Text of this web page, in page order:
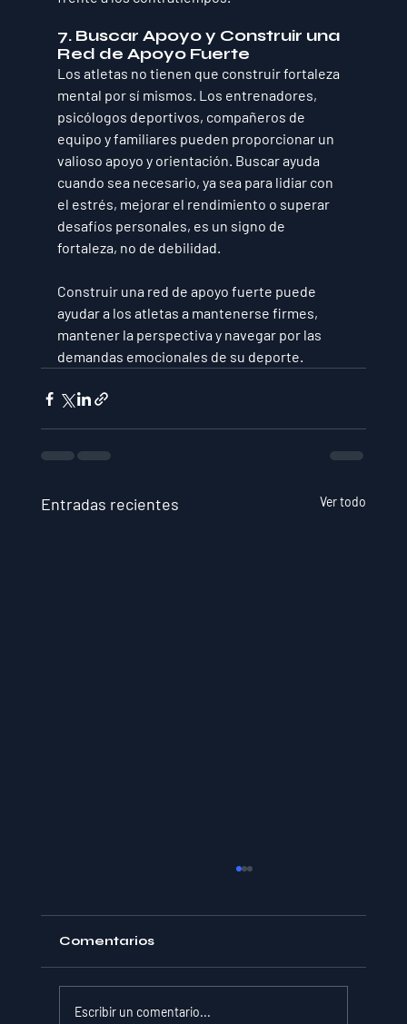
7. Buscar Apoyo y Construir una
Red de Apoyo Fuerte
Los atletas no tienen que construir fortaleza
mental por sí mismos. Los entrenadores,
psicólogos deportivos, compañeros de
equipo y familiares pueden proporcionar un
valioso apoyo y orientación. Buscar ayuda
cuando sea necesario, ya sea para lidiar con
el estrés, mejorar el rendimiento o superar
desafíos personales, es un signo de
fortaleza, no de debilidad.
Construir una red de apoyo fuerte puede
ayudar a los atletas a mantenerse firmes,
mantener la perspectiva y navegar por las
demandas emocionales de su deporte.
Entradas recientes Ver todo
Comentarios
Escribir un comentario...